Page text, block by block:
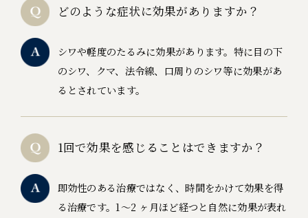
どのような症状に効果がありますか？
シワや軽度のたるみに効果があります。特に目の下
のシワ、クマ、法令線、口周りのシワ等に効果があ
るとされています。
1回で効果を感じることはできますか？
即効性のある治療ではなく、時間をかけて効果を得
る治療です。1～2 ヶ月ほど経つと自然に効果が表れ